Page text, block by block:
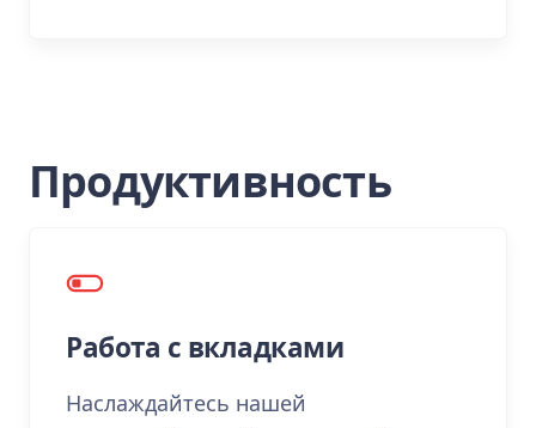
Продуктивность
Работа с вкладками
Наслаждайтесь нашей